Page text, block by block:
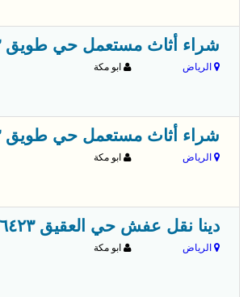
شراء أثاث مستعمل حي طويق ٠٥٣٢٩٤٦٤٢٣
الرياض ابو مكة
شراء أثاث مستعمل حي طويق ٠٥٣٢٩٤٦٤٢٣
الرياض ابو مكة
دينا نقل عفش حي العقيق ٠٥٣٢٩٤٦٤٢٣
الرياض ابو مكة